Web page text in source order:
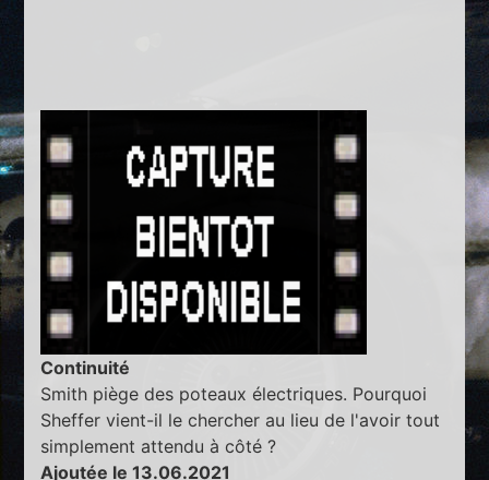
Continuité
Smith piège des poteaux électriques. Pourquoi
Sheffer vient-il le chercher au lieu de l'avoir tout
simplement attendu à côté ?
Ajoutée le 13.06.2021